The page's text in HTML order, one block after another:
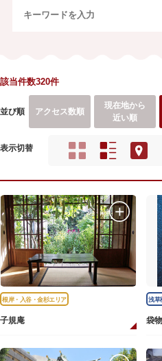
該当件数320件
並び順 アクセス数順
現在地から
近い順
表示切替
根岸・入谷・金杉エリア
子規庵
浅草
袋